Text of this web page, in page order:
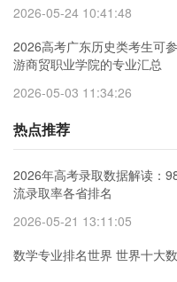
2026-05-24 10:41:48
2026高考广东历史类考生可
游商贸职业学院的专业汇总
2026-05-03 11:34:26
热点推荐
2026年高考录取数据解读：
流录取率各省排名
2026-05-21 13:11:05
数学专业排名世界 世界十大